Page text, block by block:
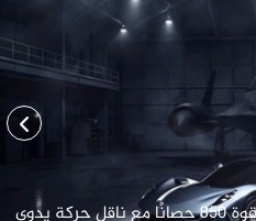
هينيسي تطرح طراز (بلاك بيرد) بقوة 850 حصانًا مع ناقل حركة يدوي